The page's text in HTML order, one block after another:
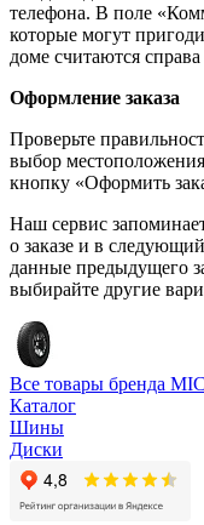
телефона. В поле
которые могут
доме считаются
Оформление заказа
Проверьте
выбор
кнопку «Оформить
Наш сервис
о заказе и в
данные предыдущего
выбирайте другие
Все товары бренда
Каталог
Шины
Диски